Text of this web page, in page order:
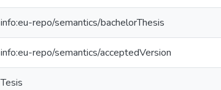
info:eu-repo/semantics/bachelorThesis
info:eu-repo/semantics/acceptedVersion
Tesis